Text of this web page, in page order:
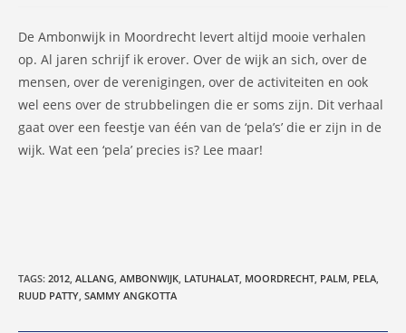
De Ambonwijk in Moordrecht levert altijd mooie verhalen
op. Al jaren schrijf ik erover. Over de wijk an sich, over de
mensen, over de verenigingen, over de activiteiten en ook
wel eens over de strubbelingen die er soms zijn. Dit verhaal
gaat over een feestje van één van de ‘pela’s’ die er zijn in de
wijk. Wat een ‘pela’ precies is? Lee maar!
TAGS: 2012, ALLANG, AMBONWIJK, LATUHALAT, MOORDRECHT, PALM, PELA,
RUUD PATTY, SAMMY ANGKOTTA